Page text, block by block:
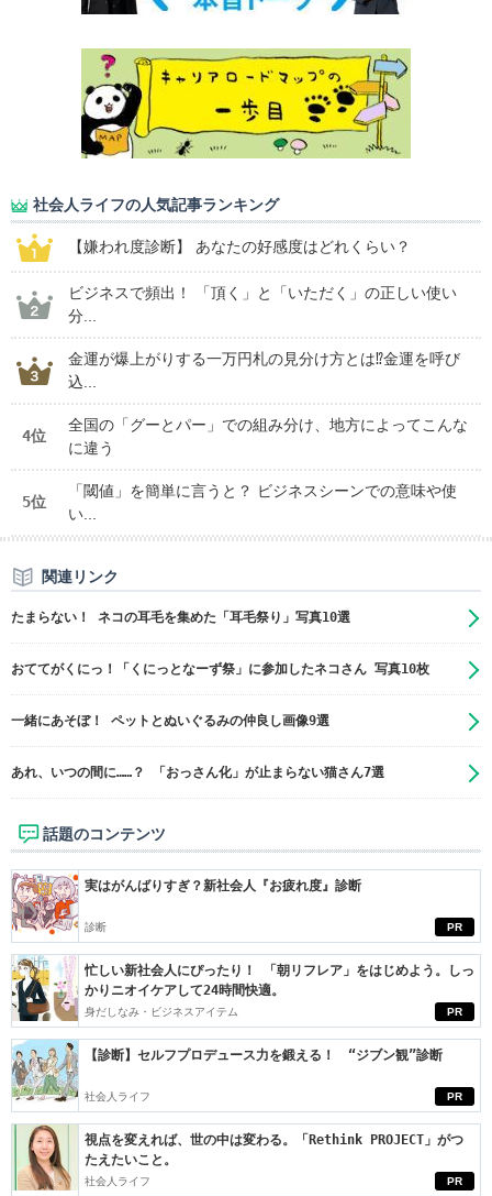
社会人ライフの人気記事ランキング
【嫌われ度診断】 あなたの好感度はどれくらい？
ビジネスで頻出！ 「頂く」と「いただく」の正しい使い
分...
金運が爆上がりする一万円札の見分け方とは⁉金運を呼び
込...
4位
全国の「グーとパー」での組み分け、地方によってこんな
に違う
5位
「閾値」を簡単に言うと？ ビジネスシーンでの意味や使
い...
関連リンク
たまらない！ ネコの耳毛を集めた「耳毛祭り」写真10選
おててがくにっ！「くにっとなーず祭」に参加したネコさん 写真10枚
一緒にあそぼ！ ペットとぬいぐるみの仲良し画像9選
あれ、いつの間に……？ 「おっさん化」が止まらない猫さん7選
話題のコンテンツ
PR
実はがんばりすぎ？新社会人『お疲れ度』診断
診断
PR
忙しい新社会人にぴったり！ 「朝リフレア」をはじめよう。しっ
かりニオイケアして24時間快適。
身だしなみ・ビジネスアイテム
PR
【診断】セルフプロデュース力を鍛える！ “ジブン観”診断
社会人ライフ
PR
視点を変えれば、世の中は変わる。「Rethink PROJECT」がつ
たえたいこと。
社会人ライフ